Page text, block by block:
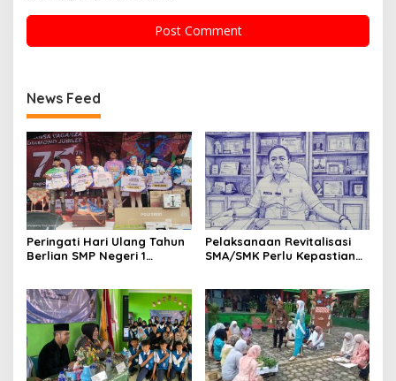
News Feed
Peringati Hari Ulang Tahun
Berlian SMP Negeri 1
Tujuh Alumni
Pelaksanaan Revitalisasi
SMA/SMK Perlu Kepastian